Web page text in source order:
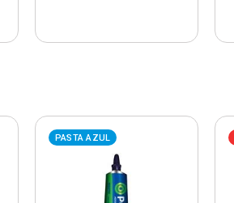
PASTA AZUL